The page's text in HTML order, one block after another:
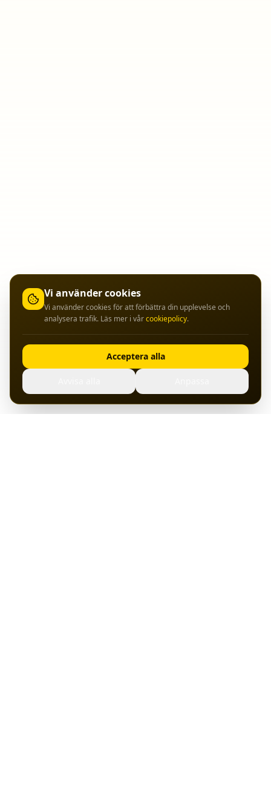
Vi använder cookies
Vi använder cookies för att förbättra din upplevelse och
analysera trafik. Läs mer i vårcookiepolicy.
Acceptera alla